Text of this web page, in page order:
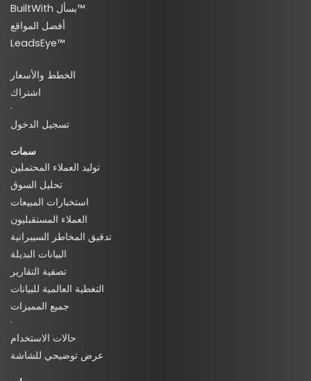
BuiltWith بسأل™
أفضل المواقع
LeadsEye™
الخطط والأسعار
اشتراك
·
تسجيل الدخول
سمات
توليد العملاء المحتملين
تحليل السوق
استخبارات المبيعات
العملاء المستقبليون
تدقيق المخاطر السيبرانية
البيانات البديلة
تصفية التقارير
التغطية العالمية للبيانات
جميع المميزات
·
حالات الاستخدام
عرض توضيحي للشاشة